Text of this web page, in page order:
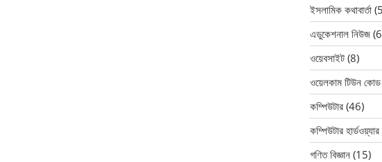
ইসলামিক কথাবার্তা
এডুকেশনাল নিউজ
ওয়েবসাইট (8)
ওয়েলকাম টিউন কোড
কম্পিউটার (46)
কম্পিউটার হার্ডওয়্যার
গণিত বিজ্ঞান (15)